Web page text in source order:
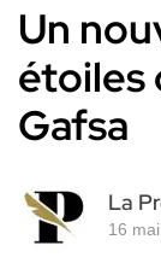
Un
étoiles
Gafsa
La
16